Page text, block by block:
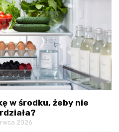
w środku, żeby nie
2026